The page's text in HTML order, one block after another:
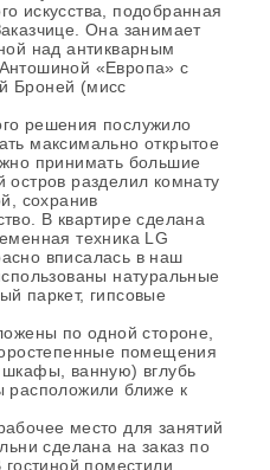
искусства, подобранная
Она занимает
над антикварным
«Европа» с
Броней (мисс
решения послужило
максимально открытое
принимать большие
разделил комнату
сохранив
В квартире сделана
техника LG
вписалась в наш
натуральные
паркет, гипсовые
по одной стороне,
помещения
ванную) вглубь
расположили ближе к
место для занятий
сделана на заказ по
поместили